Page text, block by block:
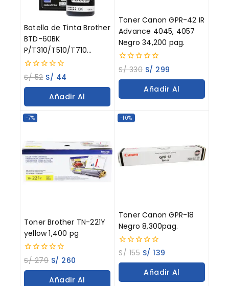
Botella de Tinta Brother
BTD-60BK
P/T310/T510/T710
Negro 108ML
0
out
of
S/52 S/ 44
Añadir Al
Toner Canon GPR-42 IR
Advance 4045, 4057
Negro 34,200 pag.
0
out
of
S/330 S/ 299
Añadir Al
-7%
Toner Brother TN-221Y
yellow 1,400 pg
0
out
of
S/279 S/ 260
Añadir Al
-10%
Toner Canon GPR-18
Negro 8,300pag.
0
out
of
S/155 S/ 139
Añadir Al